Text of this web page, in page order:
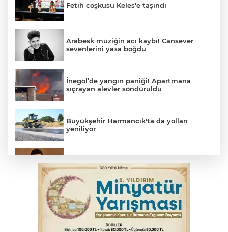
Fetih coşkusu Keles'e taşındı
Arabesk müziğin acı kaybı! Cansever
sevenlerini yasa boğdu
İnegöl’de yangın paniği! Apartmana
sıçrayan alevler söndürüldü
Büyükşehir Harmancık'ta da yolları
yeniliyor
kaybetti
İş makinesinin camına kafasını çarpan
operatör yaralandı